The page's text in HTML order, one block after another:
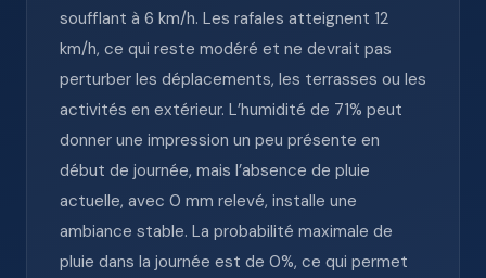
soufflant à 6 km/h. Les rafales atteignent 12
km/h, ce qui reste modéré et ne devrait pas
perturber les déplacements, les terrasses ou les
activités en extérieur. L’humidité de 71% peut
donner une impression un peu présente en
début de journée, mais l’absence de pluie
actuelle, avec 0 mm relevé, installe une
ambiance stable. La probabilité maximale de
pluie dans la journée est de 0%, ce qui permet